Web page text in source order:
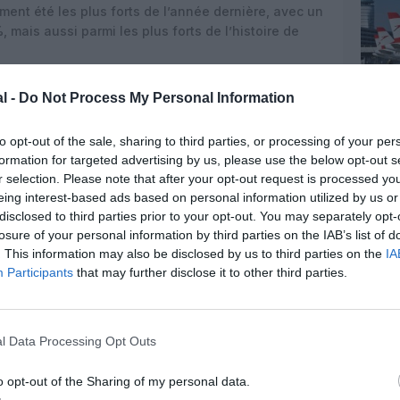
- Do Not Process My Personal Information
opt-out of the sale, sharing to third parties, or processing of your
for targeted advertising by us, please use the below opt-out
selection. Please note that after your opt-out request is processed
interest-based ads based on personal information utilized by us
to third parties prior to your opt-out. You may separately
of your personal information by third parties on the IAB’s list of
This information may also be disclosed by us to third parties on the
Participants that may further disclose it to other third parties.
Data Processing Opt Outs
opt-out of the Sharing of my personal data.
été les plus forts de l’année dernière, avec un
mais aussi parmi les plus forts de l’histoire de
dans l’ensemble du secteur, les rendements
par rapport à l’année précédente, avec une
au cours de l’année.
transport de passagers du groupe ont généré un
2024 (exercice précédent : 2,0 milliards d’euros).
compagnies aériennes de transport de
labaisse des bénéficesde Lufthansa Airlines de
de nouveaux avions ont contraint
en service plus longtemps, ce qui, combiné à
plus élevés et à des dépenses accrues pour
a pesé de manière disproportionnée sur les
de l’année précédente et a dépassé pour la
d’euros d’EBIT ajusté. Eurowings a réitéré son
a de nouveau affiché un EBIT ajusté de plus de